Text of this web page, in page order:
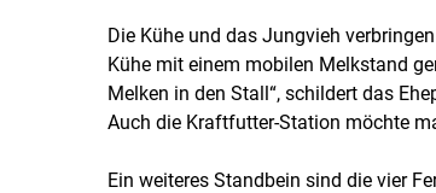
Die Kühe und das Jungvieh
Kühe mit einem mobilen Melkstand
Melken in den Stall“, schildert das
Auch die Kraftfutter-Station möchte
Ein weiteres Standbein sind die vier